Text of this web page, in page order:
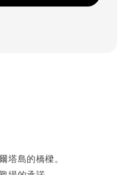
島的橋樑。